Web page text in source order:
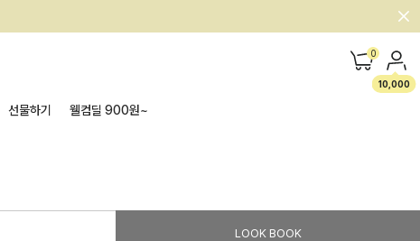
0
10,000
선물하기 웰컴딜 900원~
LOOK BOOK